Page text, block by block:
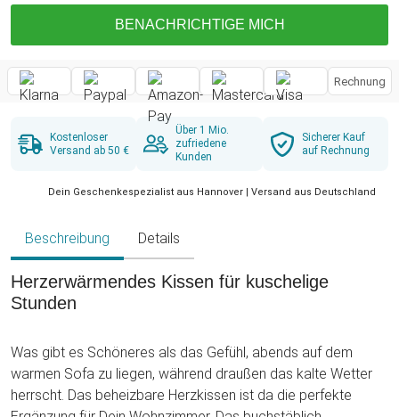
BENACHRICHTIGE MICH
Rechnung
Kostenloser
Versand ab 50 €
Über 1 Mio.
zufriedene
Kunden
Sicherer Kauf
auf Rechnung
Dein Geschenkespezialist aus Hannover | Versand aus Deutschland
Beschreibung Details
Herzerwärmendes Kissen für kuschelige
Stunden
Was gibt es Schöneres als das Gefühl, abends auf dem
warmen Sofa zu liegen, während draußen das kalte Wetter
herrscht. Das beheizbare Herzkissen ist da die perfekte